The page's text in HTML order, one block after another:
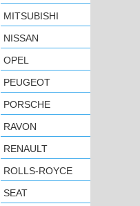
MITSUBISHI
NISSAN
OPEL
PEUGEOT
PORSCHE
RAVON
RENAULT
ROLLS-ROYCE
SEAT